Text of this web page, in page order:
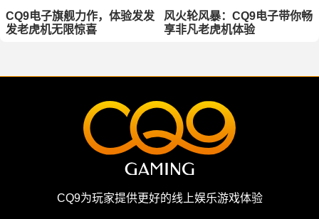
CQ9电子旗舰力作，体验发发
发老虎机无限惊喜
风火轮风暴：CQ9电子带你畅
享非凡老虎机体验
CQ9为玩家提供更好的线上娱乐游戏体验